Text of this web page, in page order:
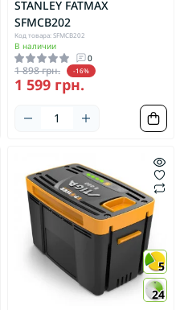
STANLEY FATMAX
SFMCB202
Код товара: SFMCB202
В наличии
0
1 898 грн. -16%
1 599 грн.
5
24